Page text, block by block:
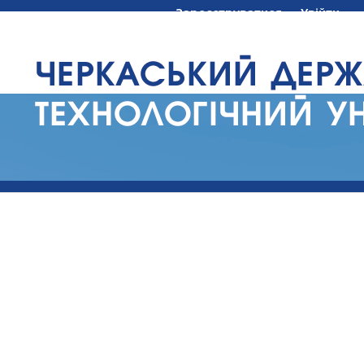
Зареєструватися Увійти